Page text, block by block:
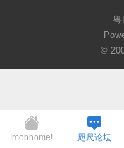
粤
©
!mobhome! 咫尺论坛